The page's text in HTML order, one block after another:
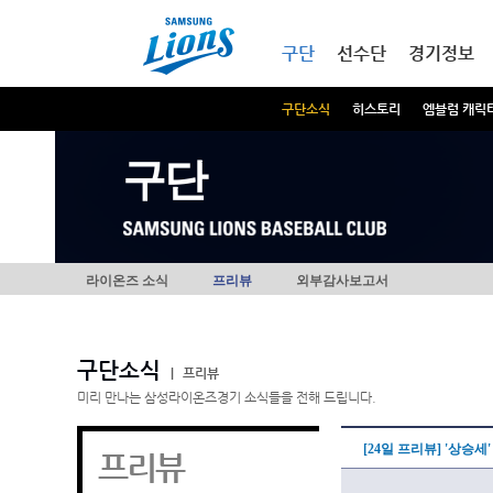
구단
구단소식 히스토리 엠블럼 캐릭
선수단 경기정보
구단
라이온즈 소식 프리뷰 외부감사보고서
구단소식
프리뷰
미리 만나는 삼성라이온즈경기 소식들을 전해 드립니다.
프리뷰 [24일 프리뷰] '상승